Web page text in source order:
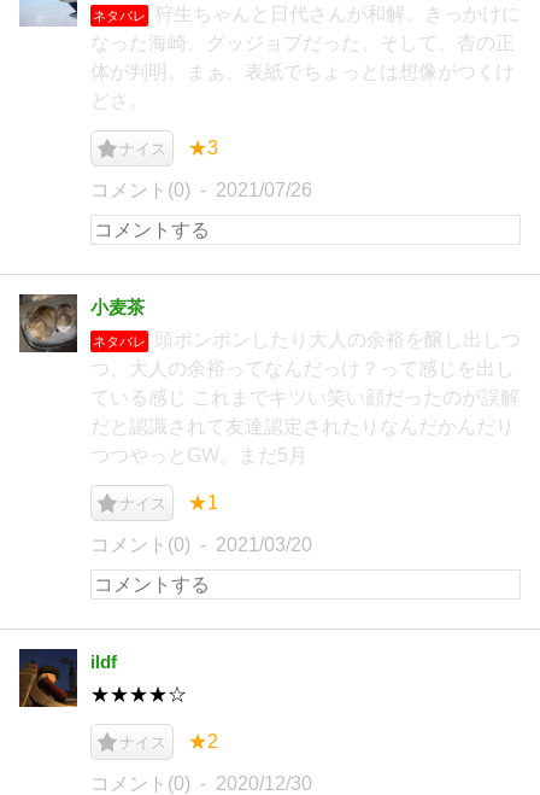
ネタバレ
狩生ちゃんと日代さんが和解。きっかけに
なった海崎、グッジョブだった。そして、杏の正
体が判明。まぁ、表紙でちょっとは想像がつくけ
どさ。
ナイス ★3
コメント(0) 2021/07/26
小麦茶
ネタバレ
頭ポンポンしたり大人の余裕を醸し出しつ
つ、大人の余裕ってなんだっけ？って感じを出し
ている感じ これまでキツい笑い顔だったのが誤解
だと認識されて友達認定されたりなんだかんだり
つつやっとGW。まだ5月
ナイス ★1
コメント(0) 2021/03/20
ildf
★★★★☆
ナイス ★2
コメント(0) 2020/12/30